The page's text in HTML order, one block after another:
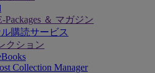
Packages ＆ マガジン
購読サービス
クション
Collection Manager